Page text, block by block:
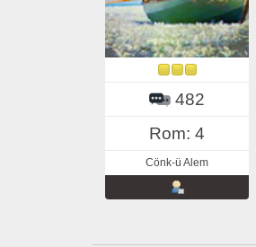
482
Rom: 4
Cönk-ü Alem